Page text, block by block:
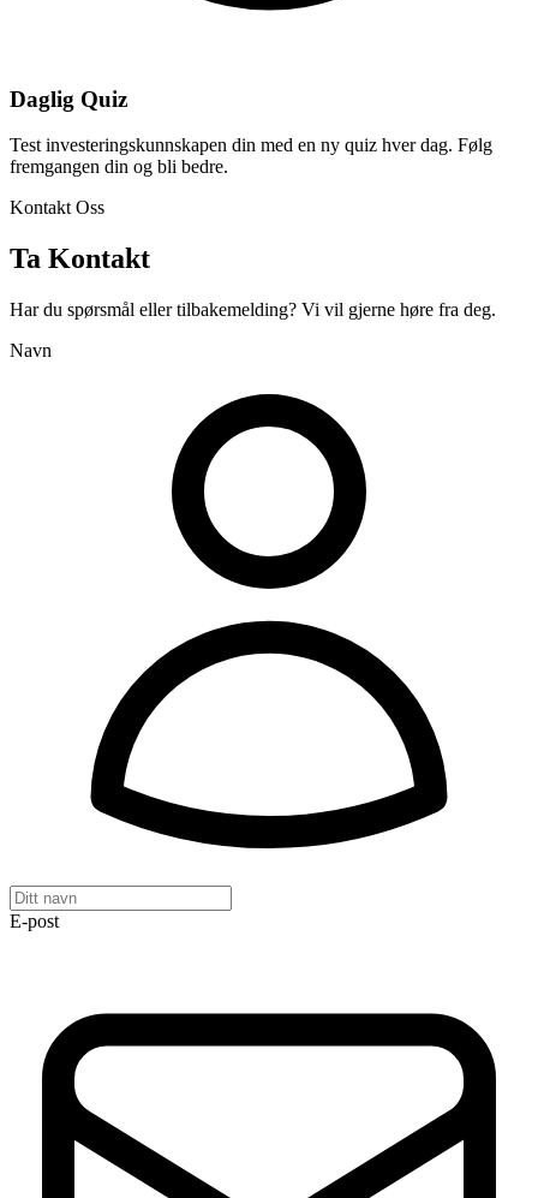
Daglig Quiz
Test investeringskunnskapen din med en ny quiz hver dag. Følg
fremgangen din og bli bedre.
Kontakt Oss
Ta Kontakt
Har du spørsmål eller tilbakemelding? Vi vil gjerne høre fra deg.
Navn
E-post